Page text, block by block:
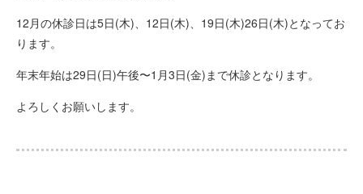
12月の休診日は5日(木)、12日(木)、19日(木)26日(木)となってお
ります。
年末年始は29日(日)午後〜1月3日(金)まで休診となります。
よろしくお願いします。